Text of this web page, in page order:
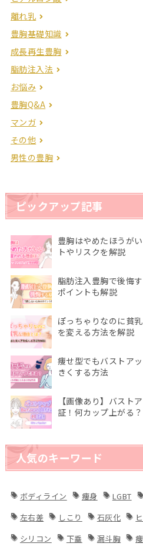
離れ乳
豊胸基礎知識
成長再生豊胸
脂肪注入法
お悩み
豊胸Q&A
マンガ
その他
男性の豊胸
ピックアップ記事
豊胸はやめたほうが
トやリスクを解説
脂肪注入豊胸で後悔
ポイントも解説
ぽっちゃりなのに貧
を変える方法を解説
痩せ型でもバストア
きくする方法
【画像あり】バスト
証！何カップ上がる？
人気のキーワード
ボディライン 痩身 LGBT
左右差
しこり 石灰化
シリコン
下垂 漏斗胸